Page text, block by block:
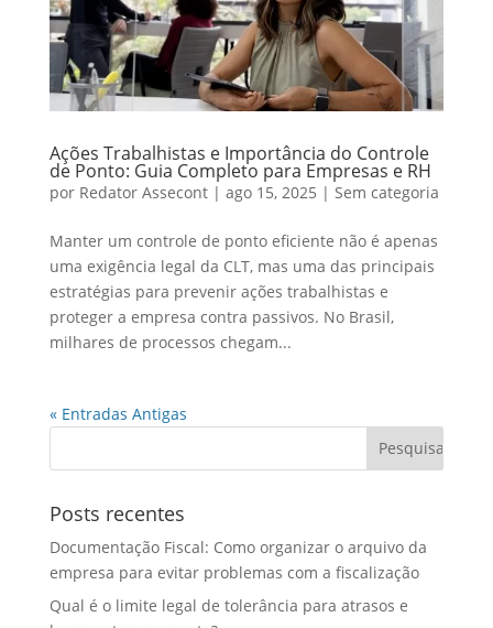
Ações Trabalhistas e Importância do Controle
de Ponto: Guia Completo para Empresas e RH
por Redator Assecont| ago 15, 2025 | Sem categoria
Manter um controle de ponto eficiente não é apenas
uma exigência legal da CLT, mas uma das principais
estratégias para prevenir ações trabalhistas e
proteger a empresa contra passivos. No Brasil,
milhares de processos chegam...
« Entradas Antigas
Posts recentes
Documentação Fiscal: Como organizar o arquivo da
empresa para evitar problemas com a fiscalização
Qual é o limite legal de tolerância para atrasos e